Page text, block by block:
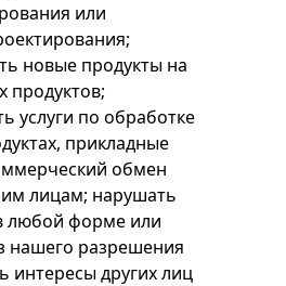
или
новые продукты на
продуктов;
услуги по обработке
прикладные
обмен
лицам; нарушать
любой форме или
нашего разрешения
интересы других лиц